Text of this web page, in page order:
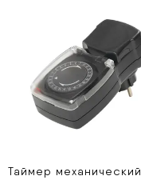
Таймер механический